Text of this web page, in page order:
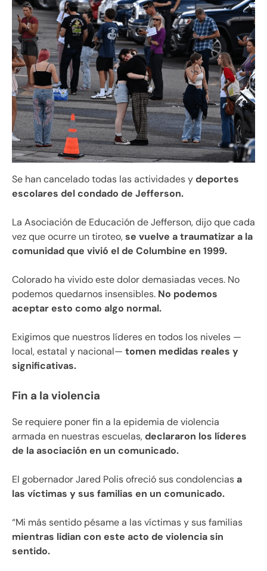
Se han cancelado todas las actividades ydeportes
escolares del condado de Jefferson.
La Asociación de Educación de Jefferson, dijo que cada
vez que ocurre un tiroteo,se vuelve a traumatizar a la
comunidad que vivió el de Columbine en 1999.
Colorado ha vivido este dolor demasiadas veces. No
podemos quedarnos insensibles. No podemos
aceptar esto como algo normal.
Exigimos que nuestros líderes en todos los niveles —
local, estatal y nacional— tomen medidas reales y
significativas.
Fin a la violencia
Se requiere poner fin a la epidemia de violencia
armada en nuestras escuelas,declararon los líderes
de la asociación en un comunicado.
El gobernador Jared Polis ofreció sus condolenciasa
las víctimas y sus familias en un comunicado.
“Mi más sentido pésame a las víctimas y sus familias
mientras lidian con este acto de violencia sin
sentido.